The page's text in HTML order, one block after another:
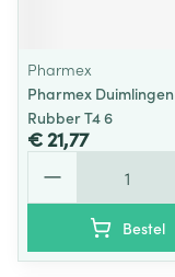
Pharmex
Pharmex Duimlingen
Rubber T4 6
€ 21,77
Bestel